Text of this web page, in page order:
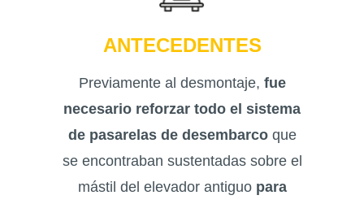
ANTECEDENTES
Previamente al desmontaje, fue
necesario reforzar todo el sistema
de pasarelas de desembarcoque
se encontraban sustentadas sobre el
mástil del elevador antiguo para